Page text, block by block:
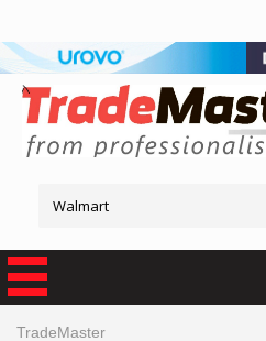
TradeMaster